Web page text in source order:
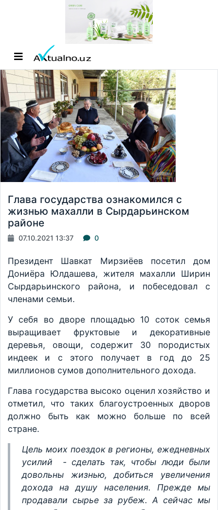
Глава государства ознакомился с
жизнью махалли в Сырдарьинском
районе
07.10.2021 13:37 0
Президент Шавкат Мирзиёев посетил дом
Дониёра Юлдашева, жителя махалли Ширин
Сырдарьинского района, и побеседовал с
членами семьи.
У себя во дворе площадью 10 соток семья
выращивает фруктовые и декоративные
деревья, овощи, содержит 30 породистых
индеек и с этого получает в год до 25
миллионов сумов дополнительного дохода.
Глава государства высоко оценил хозяйство и
отметил, что таких благоустроенных дворов
должно быть как можно больше по всей
стране.
Цель моих поездок в регионы, ежедневных
усилий - сделать так, чтобы люди были
довольны жизнью, добиться увеличения
дохода на душу населения. Прежде мы
продавали сырье за рубеж. А сейчас мы